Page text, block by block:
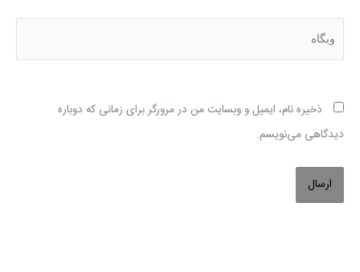
وبگاه
ذخیره نام، ایمیل و وبسایت من در مرورگر برای زمانی که دوباره
دیدگاهی می‌نویسم.